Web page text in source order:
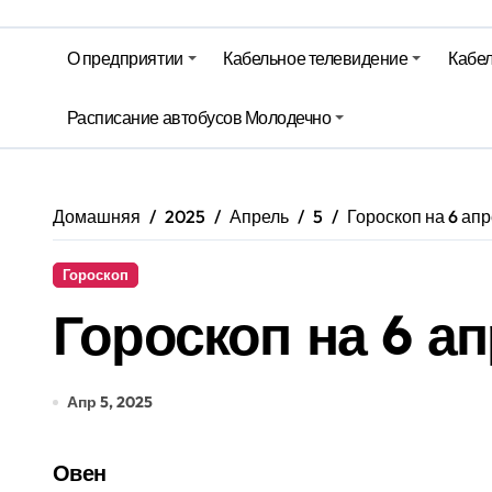
Молодечно. Новости время
Где сегодня будет жара до +33°С,
Гороскоп на 3 августа
Молодечно. Новости время
О предприятии Кабельное телевидение
Расписание автобусов Молодечно
Домашняя 2025 Апрель 5 Гороскоп на 6
Гороскоп
Гороскоп на 6
Апр 5, 2025
Овен